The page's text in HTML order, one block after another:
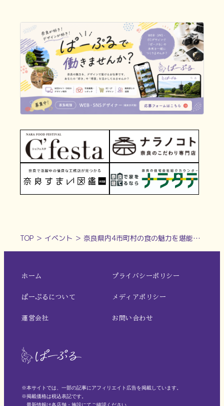
TOP ＞ イベント ＞ 奈良県内4市町村の食の魅力を堪能！「NARAD EAT TOURー奈良市・田原本町・明日香村・吉野町ー」開催【奈良市】
ホーム
ぱーぷるについて
運営会社
プライバシーポリシー
メディアポリシー
お問い合わせ
※本サイトでは、一部の記事にアフィリエイト広告を掲載しています。
※掲載価格は税込表記です。
最新情報は各店舗・施設にてご確認ください。